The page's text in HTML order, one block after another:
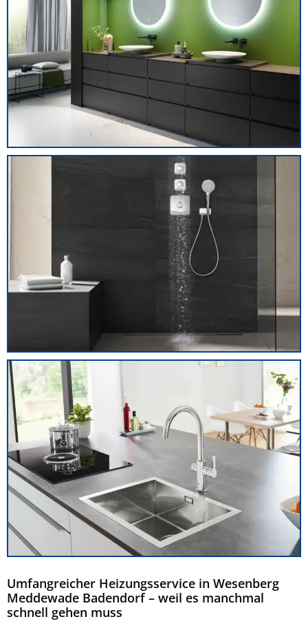
Umfangreicher Heizungsservice in Wesenberg
Meddewade Badendorf – weil es manchmal
schnell gehen muss